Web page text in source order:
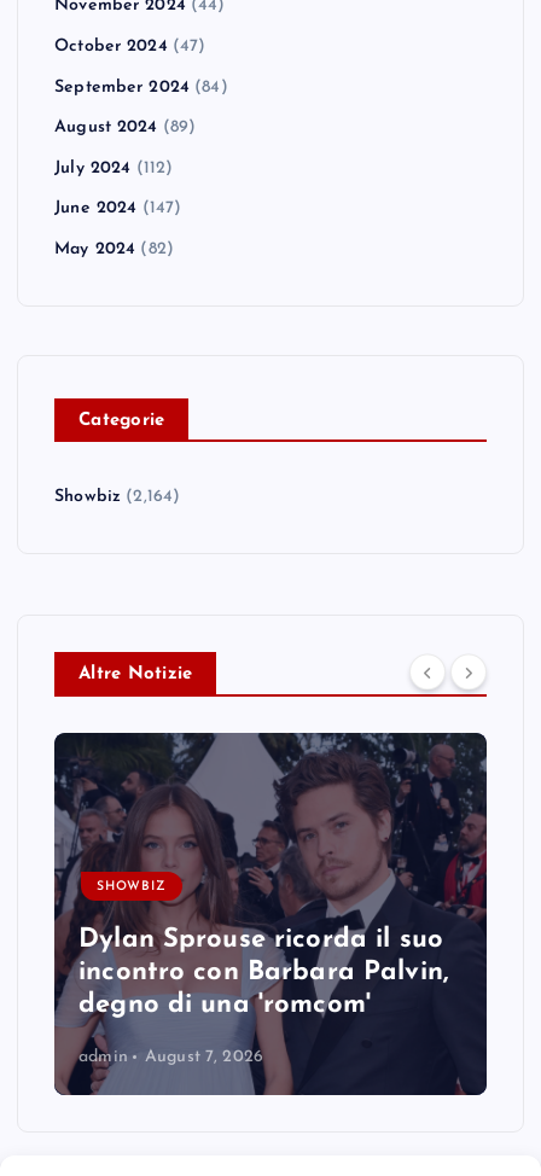
November 2024 (44)
October 2024 (47)
September 2024 (84)
August 2024 (89)
July 2024 (112)
June 2024 (147)
May 2024 (82)
Categorie
Showbiz (2,164)
Altre Notizie
SHOWBIZ
Dylan Sprouse ricorda il suo
incontro con Barbara Palvin,
degno di una 'romcom'
admin August 7, 2026